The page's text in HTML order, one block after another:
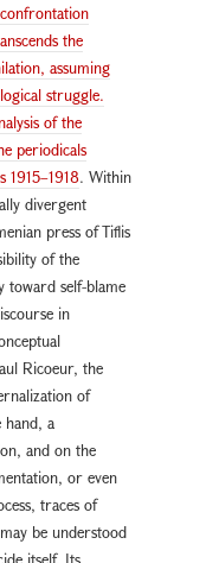
the
assuming
struggle.
of the
periodicals
1915–1918. Within
divergent
press of Tiflis
of the
toward self-blame
in
Ricoeur, the
of
hand, a
and on the
or even
traces of
be understood